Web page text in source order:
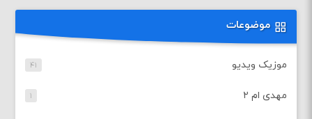
موضوعات
موزیک ویدیو ۴۱
مهدی ام ۲ ۱